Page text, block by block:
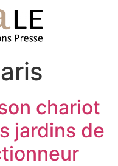
chariot
jardins de